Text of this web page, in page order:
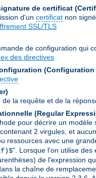
de certificat
d'un certificat non
SSL/TLS
de configuration qui
des directives
(Configuration
de la requête et de la
(Regular
pour décrire un
2 virgules, et
ressources avec une
". Lorsque l'on utilise des
de l'expression
la chaîne de